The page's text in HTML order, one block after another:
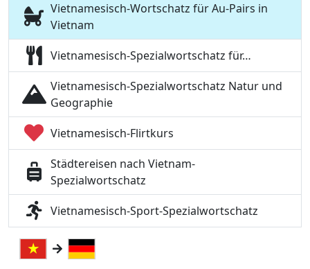
Vietnamesisch-Wortschatz für Au-Pairs in
Vietnam
Vietnamesisch-Spezialwortschatz für…
Vietnamesisch-Spezialwortschatz Natur und
Geographie
Vietnamesisch-Flirtkurs
Städtereisen nach Vietnam-
Spezialwortschatz
Vietnamesisch-Sport-Spezialwortschatz